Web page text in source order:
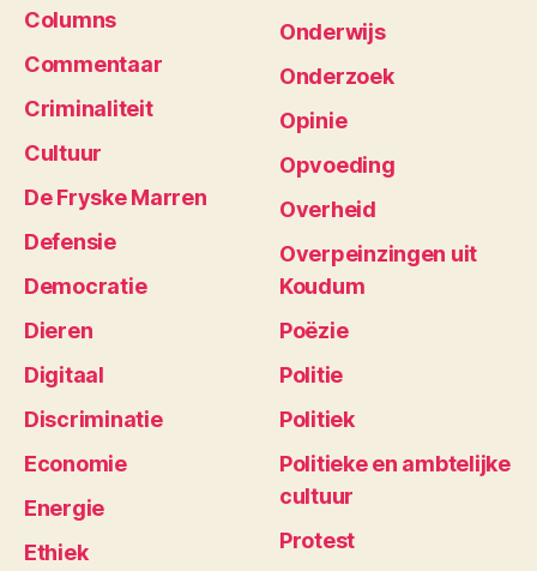
Columns
Commentaar
Criminaliteit
Cultuur
De Fryske Marren
Defensie
Democratie
Dieren
Digitaal
Discriminatie
Economie
Energie
Ethiek
Onderwijs
Onderzoek
Opinie
Opvoeding
Overheid
Overpeinzingen uit
Koudum
Poëzie
Politie
Politiek
Politieke en ambtelijke
cultuur
Protest